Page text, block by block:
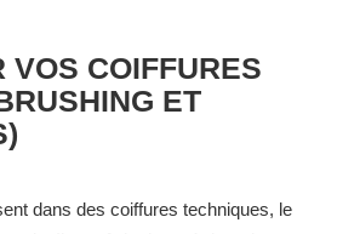
VOS COIFFURES
ET
dans des coiffures techniques, le